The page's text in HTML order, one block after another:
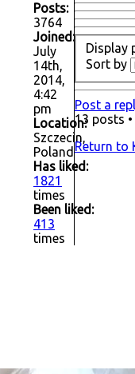
Posts:
3764
Joined:
July
14th,
2014,
4:42
pm
Location:
Szczecin,
Poland
Has liked:
1821
times
Been liked:
413
times
Display
Sort by
Post a
13 posts •
Return to